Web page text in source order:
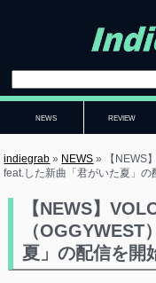
NEWS REVIEW
indiegrab » NEWS »
【NEWS
feat.した新曲「君がいた夏」の
【NEWS】
（
夏」の配信を開